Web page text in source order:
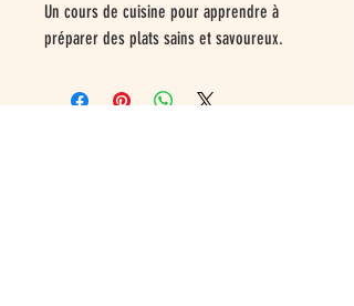
Un cours de cuisine pour apprendre à
préparer des plats sains et savoureux.